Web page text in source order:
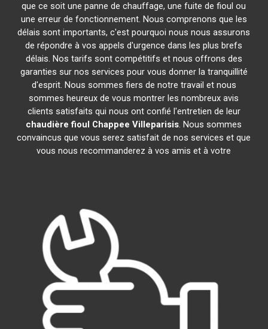
que ce soit une panne de chauffage, une fuite de fioul ou
une erreur de fonctionnement. Nous comprenons que les
délais sont importants, c'est pourquoi nous nous assurons
de répondre à vos appels d'urgence dans les plus brefs
délais. Nos tarifs sont compétitifs et nous offrons des
garanties sur nos services pour vous donner la tranquillité
d'esprit. Nous sommes fiers de notre travail et nous
sommes heureux de vous montrer les nombreux avis
clients satisfaits qui nous ont confié l'entretien de leur
chaudière fioul Chappee Villeparisis. Nous sommes
convaincus que vous serez satisfait de nos services et que
vous nous recommanderez à vos amis et à votre